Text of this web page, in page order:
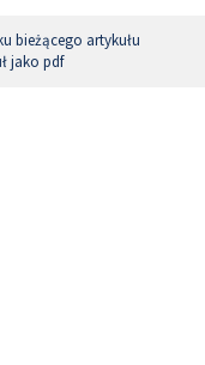
bieżącego artykułu
jako pdf